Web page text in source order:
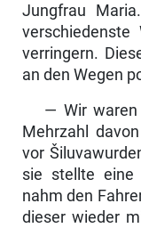
Jungfrau
verringern.
an den Wegen
— Wir waren
Mehrzahl
vor
sie stellte eine
nahm den
dieser wieder